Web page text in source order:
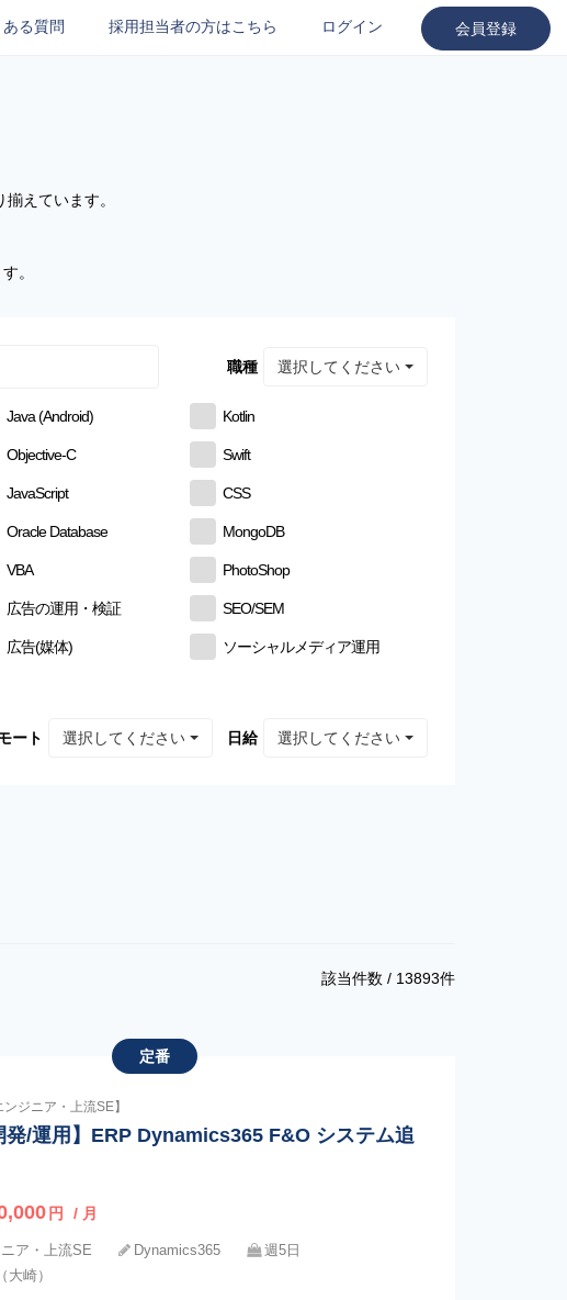
ある質問 採用担当者の方はこちら ログイン 会員登録
えています。
。
職種 選択してください
Java (Android) Kotlin
Objective-C Swift
JavaScript CSS
Oracle Database MongoDB
VBA PhotoShop
広告の運用・検証 SEO/SEM
広告(媒体) ソーシャルメディア運用
ート 選択してください 日給 選択してください
該当件数 / 13893件
定番
ジニア・上流SE】
発/運用】ERP Dynamics365 F&O システム追
円 / 月
ア・上流SE Dynamics365
週5日
崎）